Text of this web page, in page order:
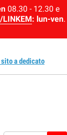
08.30 - 12.30 e
LINKEM: lun-ven.
sito a dedicato